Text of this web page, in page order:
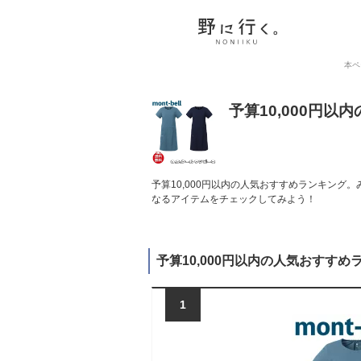
本
予算10,000円以内
予算10,000円以内の人気おすすめランキング
なるアイテムをチェックしてみよう！
予算10,000円以内の人気おすすめ
1